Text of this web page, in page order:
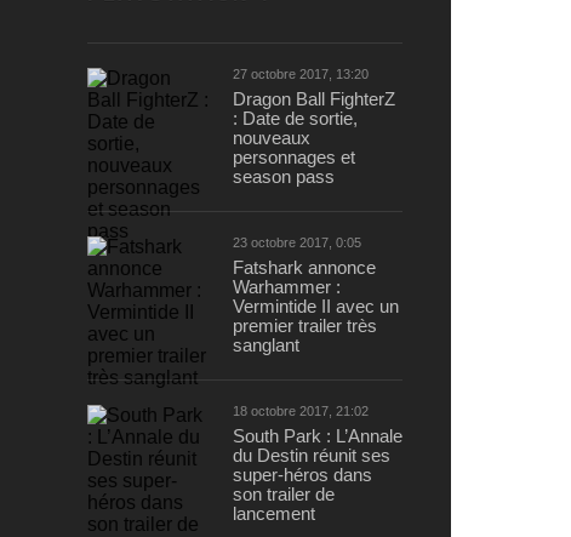
27 octobre 2017, 13:20
Dragon Ball FighterZ
: Date de sortie,
nouveaux
personnages et
season pass
23 octobre 2017, 0:05
Fatshark annonce
Warhammer :
Vermintide II avec un
premier trailer très
sanglant
18 octobre 2017, 21:02
South Park : L’Annale
du Destin réunit ses
super-héros dans
son trailer de
lancement